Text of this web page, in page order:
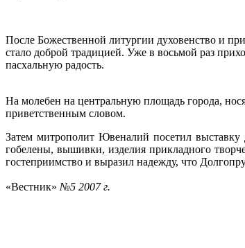
После Божественной литургии духовенство и
стало доброй традицией. Уже в восьмой раз
пасхальную радость.
На молебен на центральную площадь города,
приветственным словом.
Затем митрополит Ювеналий посетил
гобелены, вышивки, изделия прикладного
гостеприимство и выразил надежду, что
«Вестник» №5 2007 г.